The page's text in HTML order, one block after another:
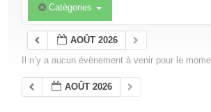
Catégories
AOÛT 2026
Il n’y a aucun évènement à venir pour le
AOÛT 2026